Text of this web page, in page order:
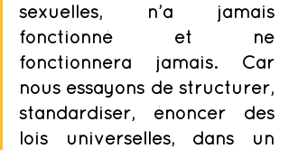
sexuelles, n’a jamais
fonctionné et ne
nous essayons de structurer,
standardiser, énoncer des
lois universelles, dans un